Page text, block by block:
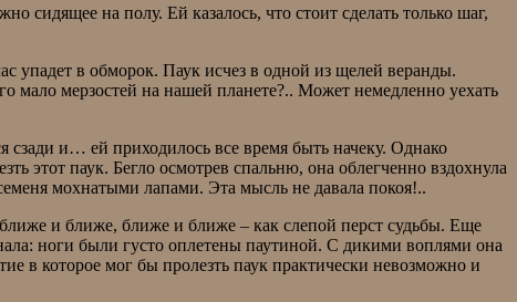
сидящее на полу. Ей казалось, что стоит сделать только шаг,
упадет в обморок. Паук исчез в одной из щелей веранды.
мало мерзостей на нашей планете?.. Может немедленно уехать
сзади и… ей приходилось все время быть начеку. Однако
этот паук. Бегло осмотрев спальню, она облегченно вздохнула
мохнатыми лапами. Эта мысль не давала покоя!..
и ближе, ближе и ближе – как слепой перст судьбы. Еще
ноги были густо оплетены паутиной. С дикими воплями она
в которое мог бы пролезть паук практически невозможно и